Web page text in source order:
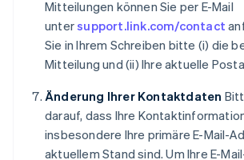
Mitteilungen können Sie per E-Mail
untersupport.link.com/contact
Sie in Ihrem Schreiben bitte (i) die
Mitteilung und (ii) Ihre aktuelle
Änderung Ihrer Kontaktdaten
darauf, dass Ihre
insbesondere Ihre primäre E-Mail-
aktuellem Stand sind. Um Ihre E-
Irland
English
Italien
Italiano English
日本語 English
Kanada
English Français
Kroatien
EnglishItaliano